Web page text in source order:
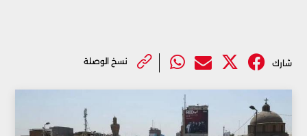
شارك نسخ الوصلة